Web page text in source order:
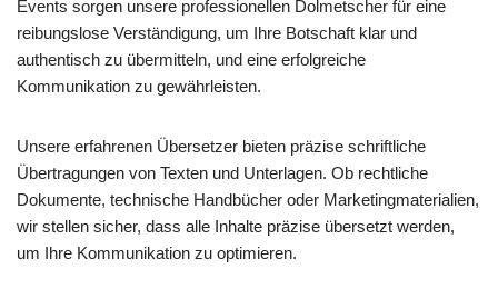
Events sorgen unsere professionellen Dolmetscher für eine
reibungslose Verständigung, um Ihre Botschaft klar und
authentisch zu übermitteln, und eine erfolgreiche
Kommunikation zu gewährleisten.
Unsere erfahrenen Übersetzer bieten präzise schriftliche
Übertragungen von Texten und Unterlagen. Ob rechtliche
Dokumente, technische Handbücher oder Marketingmaterialien,
wir stellen sicher, dass alle Inhalte präzise übersetzt werden,
um Ihre Kommunikation zu optimieren.